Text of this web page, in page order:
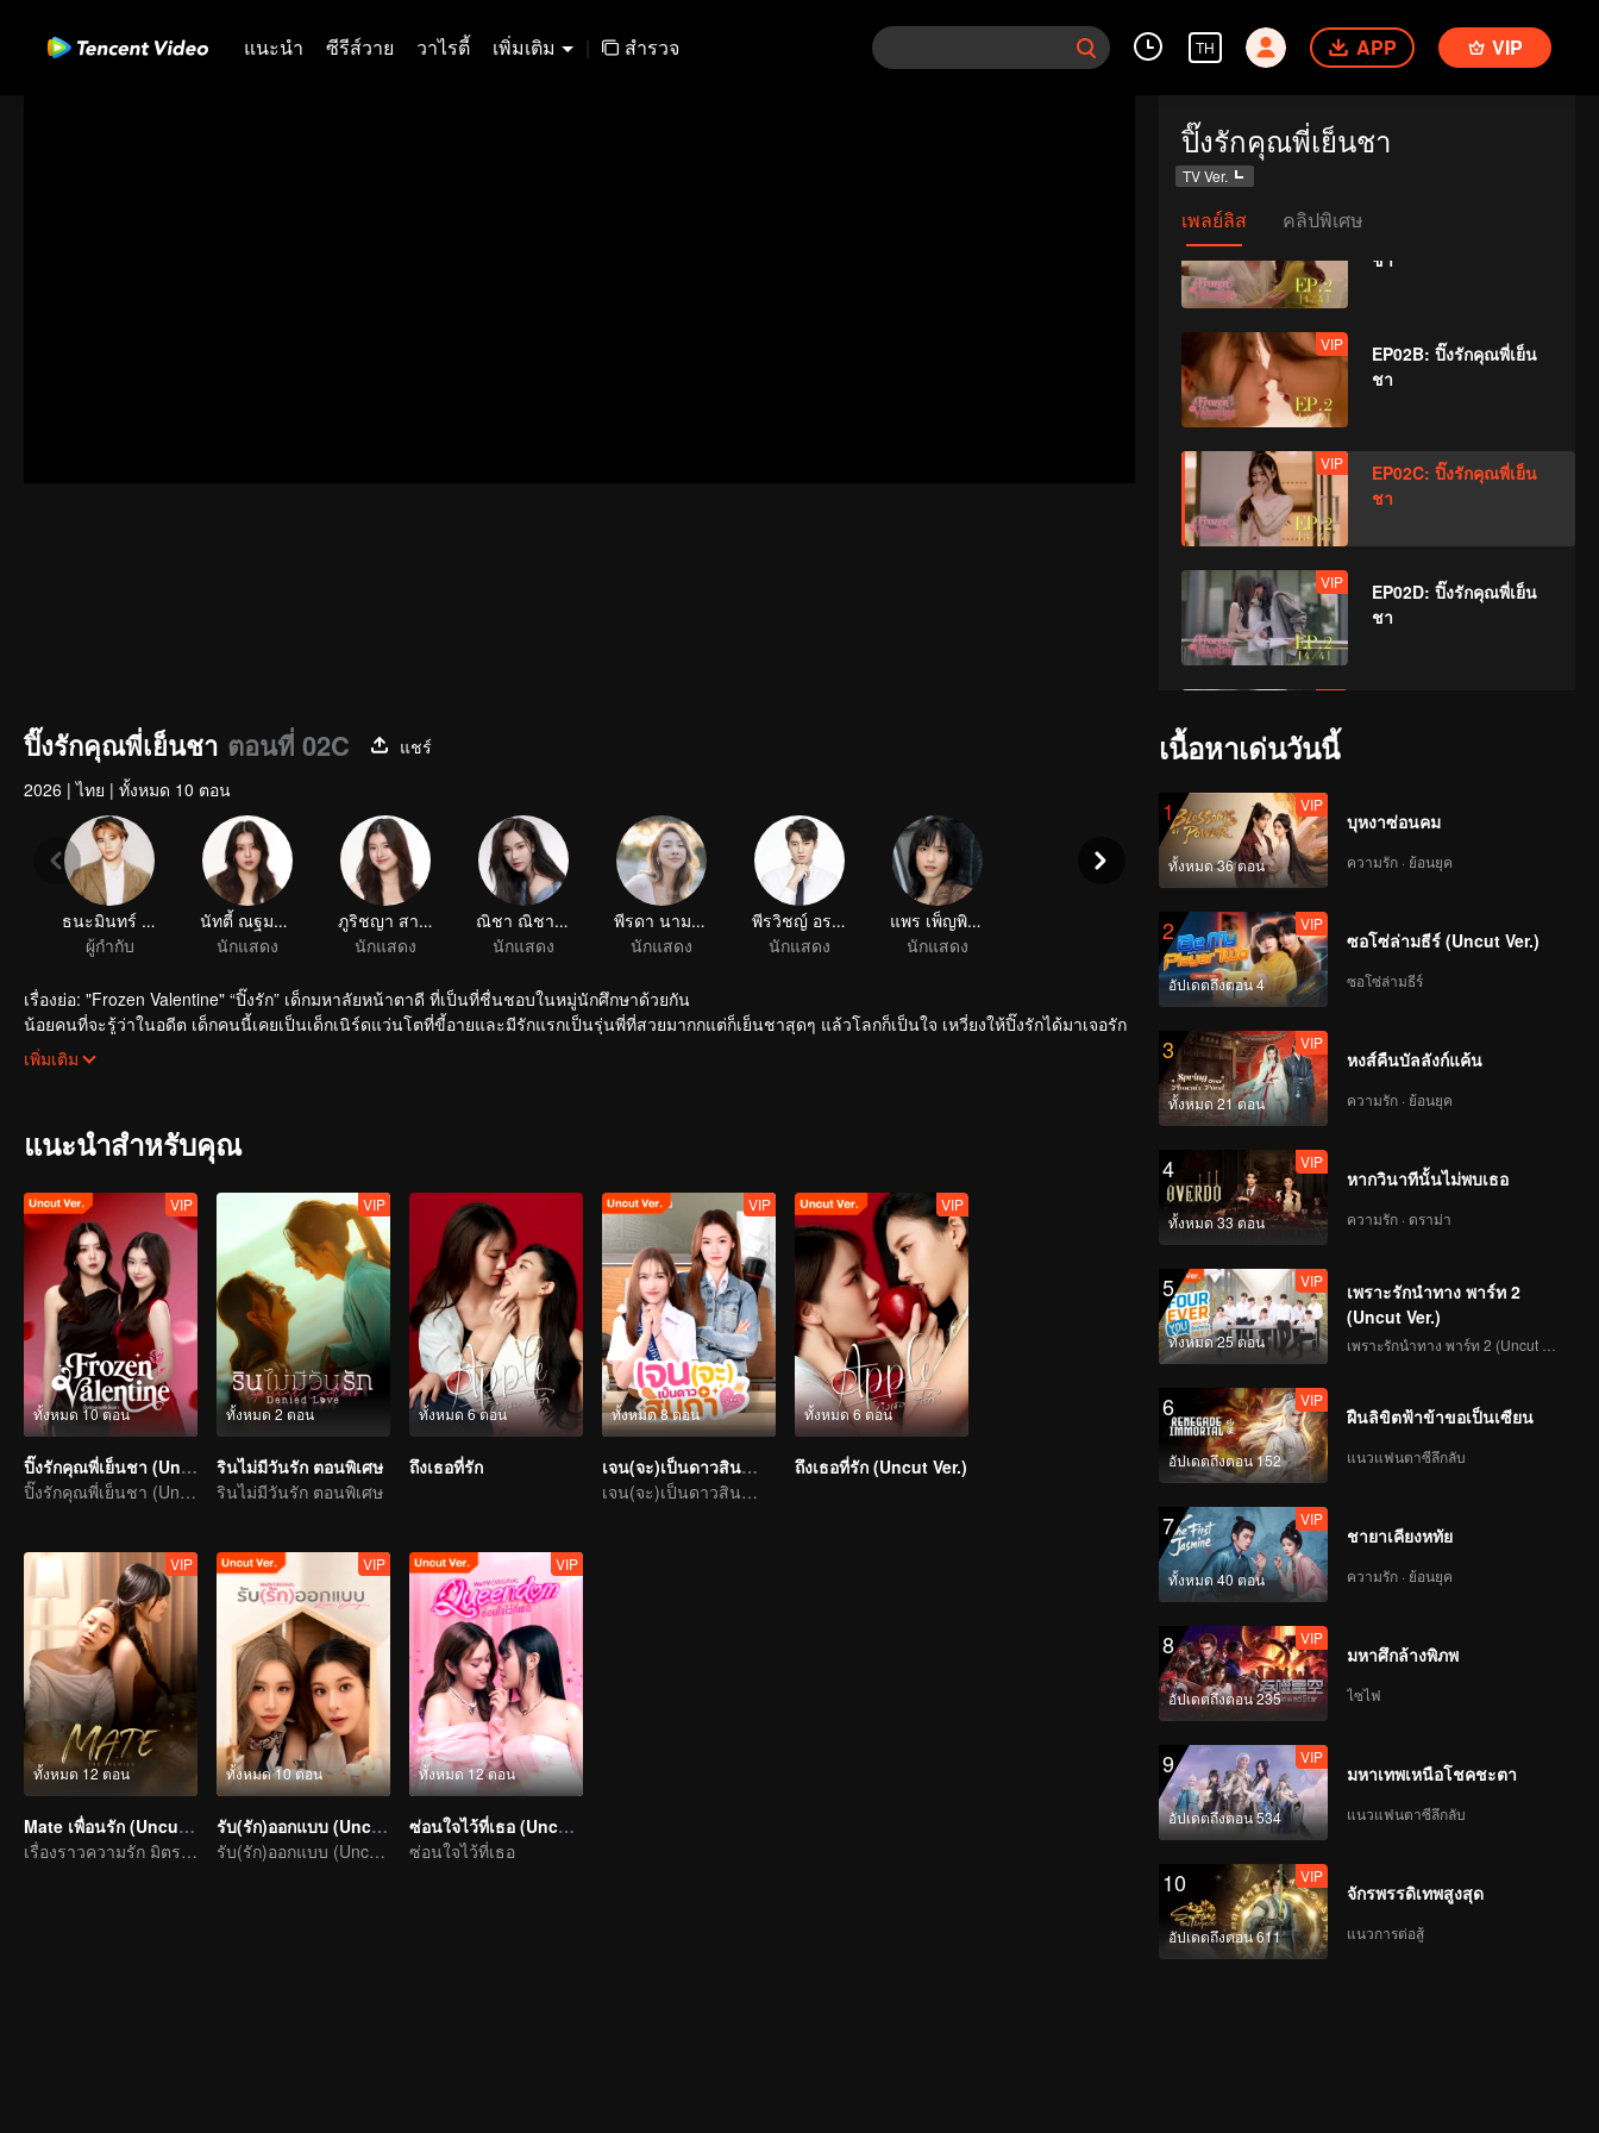
แนะนำ ซีรีส์วาย วาไรตี้ เพิ่มเติม | สำรวจ TH APP VIP
ปิ๊งรักคุณพี่เย็นชา
TV Ver.
เพลย์ลิส คลิปพิเศษ
ชา
ชา
VIP
ชา
VIP
EP02B: ปิ๊งรักคุณพี่เย็น
ชา
VIP
EP02C: ปิ๊งรักคุณพี่เย็น
ชา
VIP
EP02D: ปิ๊งรักคุณพี่เย็น
ชา
VIP
EP03B: ปิ๊งรักคุณพี่เย็น
ชา
VIP
EP03C: ปิ๊งรักคุณพี่เย็น
ชา
VIP
EP03D: ปิ๊งรักคุณพี่เย็น
ชา
VIP
EP04A: ปิ๊งรักคุณพี่เย็น
ชา
VIP
EP04B: ปิ๊งรักคุณพี่เย็น
ชา
VIP
EP04C: ปิ๊งรักคุณพี่เย็น
ชา
VIP
EP04D: ปิ๊งรักคุณพี่เย็น
ชา
VIP
EP05A: ปิ๊งรักคุณพี่เย็น
ชา
VIP
EP05B: ปิ๊งรักคุณพี่เย็น
ชา
VIP
EP05C: ปิ๊งรักคุณพี่เย็น
ชา
ปิ๊งรักคุณพี่เย็นชา ตอนที่ 02C
แชร์
2026 | ไทย | ทั้งหมด 10 ตอน
ธนะมินทร์ วงษ์สกุลพัช
ผู้กำกับ
นัทตี้ ณฐมน จันทราวิภาต
นักแสดง
ภูริชญา สาระนาค
นักแสดง
ณิชา ณิชาพัชร์ สุจิภิญโญ
นักแสดง
พีรดา นามวงค์
นักแสดง
พีรวิชญ์ อรรถชิตสถาพร
นักแสดง
แพร เพ็ญพิชชา ทวีกิจเกษม
นักแสดง
เรื่องย่อ: "Frozen Valentine" “ปิ๊งรัก” เด็กมหาลัยหน้าตาดี ที่เป็นที่ชื่นชอบในหมู่นักศึกษาด้วยกัน
น้อยคนที่จะรู้ว่าในอดีต เด็กคนนี้เคยเป็นเด็กเนิร์ดแว่นโตที่ขี้อายและมีรักแรกเป็นรุ่นพี่ที่สวยมากกแต่ก็เย็นชาสุดๆ แล้วโลกก็เป็นใจ เหวี่ยงให้ปิ๊งรักได้มาเจอรัก
แรกของตัวเองอีกครั้ง “พี่ชาร์มคนเย็นชา“
เพิ่มเติม
แนะนำสำหรับคุณ
ทั้งหมด 10 ตอน
VIP
ปิ๊งรักคุณพี่เย็นชา (Uncut Ver.)
ปิ๊งรักคุณพี่เย็นชา (Uncut Ver.)
ทั้งหมด 2 ตอน
VIP
รินไม่มีวันรัก ตอนพิเศษ
รินไม่มีวันรัก ตอนพิเศษ
ทั้งหมด 6 ตอน
ถึงเธอที่รัก
ทั้งหมด 8 ตอน
VIP
เจน(จะ)เป็นดาวสินกำ (Uncut Ver.)
เจน(จะ)เป็นดาวสินกำ (Uncut Ver.)
ทั้งหมด 6 ตอน
VIP
ถึงเธอที่รัก (Uncut Ver.)
ทั้งหมด 12 ตอน
VIP
Mate เพื่อนรัก (Uncut Ver.)
เรื่องราวความรัก มิตรภาพระหว่างเพื่อน
ทั้งหมด 10 ตอน
VIP
รับ(รัก)ออกแบบ (Uncut Ver.)
รับ(รัก)ออกแบบ (Uncut Ver.)
ทั้งหมด 12 ตอน
VIP
ซ่อนใจไว้ที่เธอ (Uncut Ver.)
ซ่อนใจไว้ที่เธอ
เนื้อหาเด่นวันนี้
1
ทั้งหมด 36 ตอน
VIP
บุหงาซ่อนคม
ความรัก · ย้อนยุค
2
อัปเดตถึงตอน 4
VIP
ซอโซ่ล่ามธีร์ (Uncut Ver.)
ซอโซ่ล่ามธีร์
3
ทั้งหมด 21 ตอน
VIP
หงส์คืนบัลลังก์แค้น
ความรัก · ย้อนยุค
4
ทั้งหมด 33 ตอน
VIP
หากวินาทีนั้นไม่พบเธอ
ความรัก · ดราม่า
5
ทั้งหมด 25 ตอน
VIP
เพราะรักนำทาง พาร์ท 2
(Uncut Ver.)
6
อัปเดตถึงตอน 152
VIP
ฝืนลิขิตฟ้าข้าขอเป็นเซียน
แนวแฟนตาซีลึกลับ
7
ทั้งหมด 40 ตอน
VIP
ชายาเคียงหทัย
ความรัก · ย้อนยุค
8
อัปเดตถึงตอน 235
VIP
มหาศึกล้างพิภพ
ไซไฟ
9
อัปเดตถึงตอน 534
VIP
มหาเทพเหนือโชคชะตา
แนวแฟนตาซีลึกลับ
10
อัปเดตถึงตอน 611
VIP
จักรพรรดิเทพสูงสุด
แนวการต่อสู้